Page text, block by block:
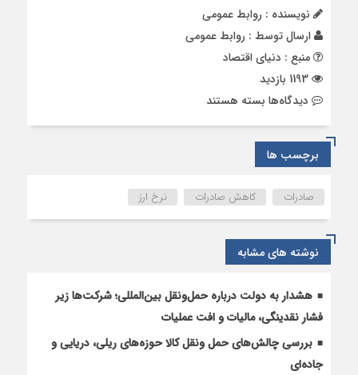
نویسنده : روابط عمومی
ارسال توسط : روابط عمومی
منبع : دنیای اقتصاد
دیدگاه‌ها برای
قیمت‌گذاری
دستوری
بسته هستند
برچسب ها
صادرات کاهش صادرات نرخ ارز
نوشته های مشابه
هشدار به دولت درباره حمل‌ونقل بین‌المللی؛ شرکت‌ها زیر
فشار نقدینگی، مالیات و افت عملیات
بررسی چالش‌های حمل ونقل کالا حوزه‌های ریلی، دریایی و
جاده‌ای